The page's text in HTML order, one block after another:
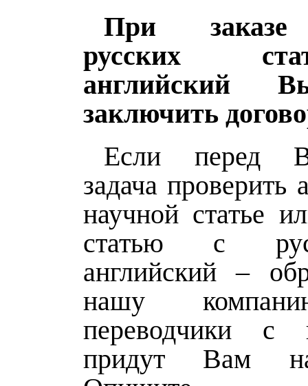
При заказе
русских
английский
заключить
Если перед
задача проверить
научной статье
статью с
английский –
нашу
переводчики с
придут Вам